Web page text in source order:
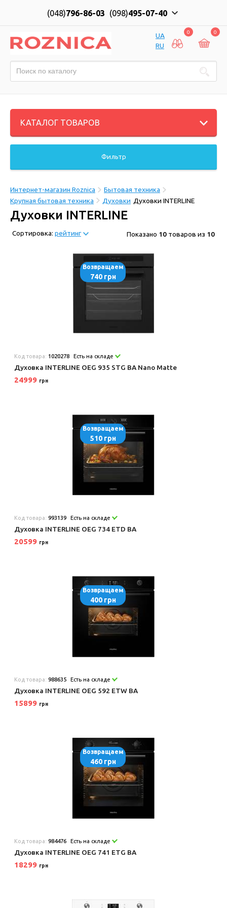
(048)796-86-03 (098)495-07-40
UA
RU
0 0
КАТАЛОГ ТОВАРОВ
Фильтр
Интернет-магазин Roznica
Бытовая техника
Крупная бытовая техника
Духовки Духовки INTERLINE
Духовки INTERLINE
Сортировка: рейтинг Показано 10 товаров из 10
Возвращаем
740 грн
Код товара: 1020278 Есть на складе
Духовка INTERLINE OEG 935 STG BA Nano Matte
24999 грн
Возвращаем
510 грн
Код товара:993139 Есть на складе
Духовка INTERLINE OEG 734 ETD BA
20599 грн
Возвращаем
400 грн
Код товара:988635 Есть на складе
Духовка INTERLINE OEG 592 ETW BA
15899 грн
Возвращаем
460 грн
Код товара:984476 Есть на складе
Духовка INTERLINE OEG 741 ETG BA
18299 грн